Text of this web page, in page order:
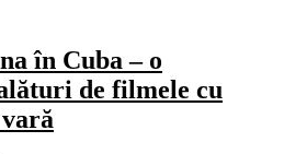
în Cuba – o
de filmele cu